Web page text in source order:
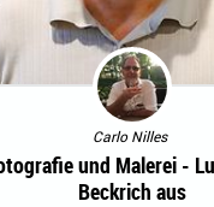
Carlo Nilles
und Malerei -
Beckrich aus